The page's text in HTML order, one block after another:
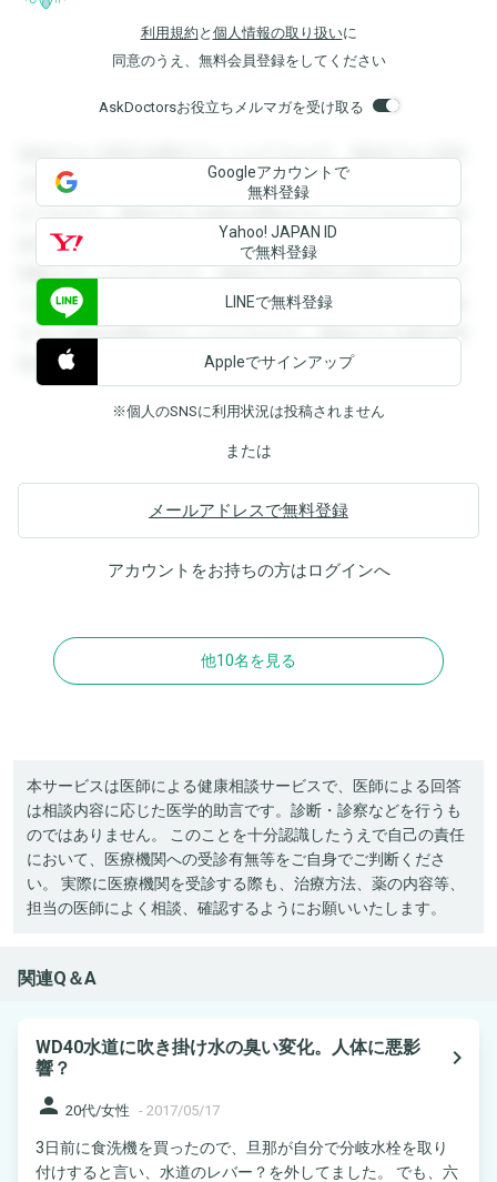
利用規約 と 個人情報の取り扱いに
同意のうえ、無料会員登録をしてください
AskDoctorsお役立ちメルマガを受け取る
登録すると回答を閲覧することができます。登録すると回答
を閲覧することができます。登録すると回答を閲覧すること
ができます。登録すると回答を閲覧することができます。登
録すると回答を閲覧することができます。登録すると回答を
閲覧することができます。登録すると回答を閲覧することが
できます。登録すると回答を閲覧することができます。登録
すると回答を閲覧することができます。登録すると回答を閲
覧することができます。
Googleアカウントで
無料登録
Yahoo! JAPAN ID
で無料登録
LINEで無料登録
Appleでサインアップ
※個人のSNSに利用状況は投稿されません
または
メールアドレスで無料登録
アカウントをお持ちの方はログインへ
他10名を見る
本サービスは医師による健康相談サービスで、医師による回答
は相談内容に応じた医学的助言です。診断・診察などを行うも
のではありません。 このことを十分認識したうえで自己の責任
において、医療機関への受診有無等をご自身でご判断くださ
い。 実際に医療機関を受診する際も、治療方法、薬の内容等、
担当の医師によく相談、確認するようにお願いいたします。
関連Q＆A
WD40水道に吹き掛け水の臭い変化。人体に悪影
響？
navigate_next
person 20代/女性 - 2017/05/17
3日前に食洗機を買ったので、旦那が自分で分岐水栓を取り
付けすると言い、水道のレバー？を外してました。 でも、六